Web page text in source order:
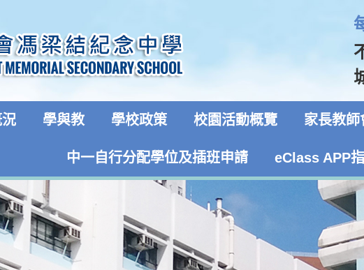
學與教 學校政策 校園活動概覽 家長教師
中一自行分配學位及插班申請 eClass APP指